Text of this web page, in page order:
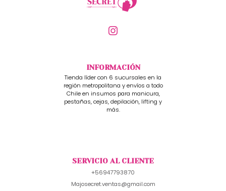
INFORMACIÓN
Tienda líder con 6 sucursales en la
región metropolitana y envíos a todo
Chile en insumos para manicura,
pestañas, cejas, depilación, lifting y
más.
SERVICIO AL CLIENTE
+56947793870
Majosecret.ventas@gmail.com